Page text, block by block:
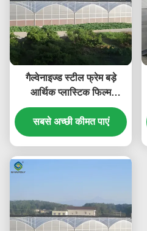
गैल्वेनाइज्ड स्टील फ्रेम बड़े
आर्थिक प्लास्टिक फिल्म
ग्रीनहाउस इष्टतम विकास के
लिए
सबसे अच्छी कीमत पाएं